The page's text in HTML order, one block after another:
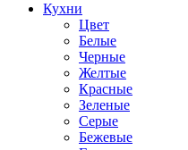
Кухни
Цвет
Белые
Черные
Желтые
Красные
Зеленые
Серые
Бежевые